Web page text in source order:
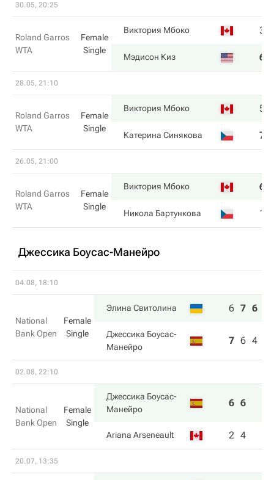
30.05, 20:25
Roland Garros
WTA
Female
Single
Виктория Мбоко 3
Мэдисон Киз 6
28.05, 21:10
Roland Garros
WTA
Female
Single
Виктория Мбоко 5
Катерина Синякова 7
26.05, 21:00
Roland Garros
WTA
Female
Single
Виктория Мбоко 6
Никола Бартункова 1
Джессика Боусас-Манейро
04.08, 18:10
National
Bank Open
Female
Single
Элина Свитолина 6 7 6
Джессика Боусас-
Манейро
7 6 4
02.08, 22:10
National
Bank Open
Female
Single
Джессика Боусас-
Манейро
6 6
Ariana Arseneault 2 4
20.07, 13:35